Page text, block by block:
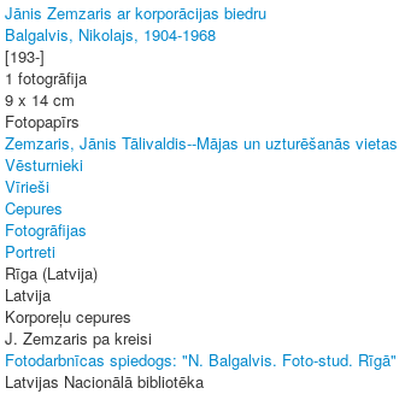
Jānis Zemzaris ar korporācijas biedru
Balgalvis, Nikolajs, 1904-1968
[193-]
1 fotogrāfija
9 x 14 cm
Fotopapīrs
Zemzaris, Jānis Tālivaldis--Mājas un uzturēšanās vietas
Vēsturnieki
Vīrieši
Cepures
Fotogrāfijas
Portreti
Rīga (Latvija)
Latvija
Korporeļu cepures
J. Zemzaris pa kreisi
Fotodarbnīcas spiedogs: "N. Balgalvis. Foto-stud. Rīgā"
Latvijas Nacionālā bibliotēka